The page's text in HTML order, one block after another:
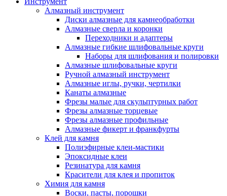
Алмазный инструмент
Диски алмазные для камнеобработки
Алмазные сверла и коронки
Переходники и адаптеры
Алмазные гибкие шлифовальные круги
Наборы для шлифования и полировки
Алмазные шлифовальные круги
Ручной алмазный инструмент
Алмазные иглы, ручки, чертилки
Канаты алмазные
Фрезы малые для скульптурных работ
Фрезы алмазные торцевые
Фрезы алмазные профильные
Алмазные фикерт и франкфурты
Клей для камня
Полиэфирные клеи-мастики
Эпоксидные клеи
Резинатура для камня
Красители для клея и пропиток
Химия для камня
Воски, пасты, порошки